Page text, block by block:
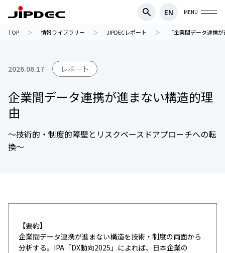
EN MENU
TOP 情報ライブラリー JIPDECレポート 「企業間データ連携
2026.06.17 レポート
企業間データ連携が進まない構造的理
由
～技術的・制度的障壁とリスクベースドアプローチへの転
換～
【要約】
企業間データ連携が進まない構造を技術・制度の両面から
分析する。IPA「DX動向2025」によれば、日本企業の